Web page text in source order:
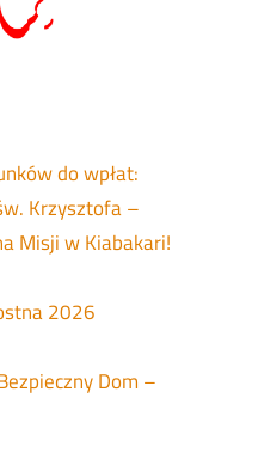
do wpłat:
Krzysztofa –
Misji w Kiabakari!
2026
Dom –